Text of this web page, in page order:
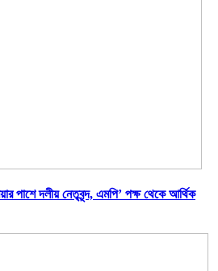
পাশে দলীয় নেতৃবৃন্দ, এমপি’ পক্ষ থেকে আর্থিক